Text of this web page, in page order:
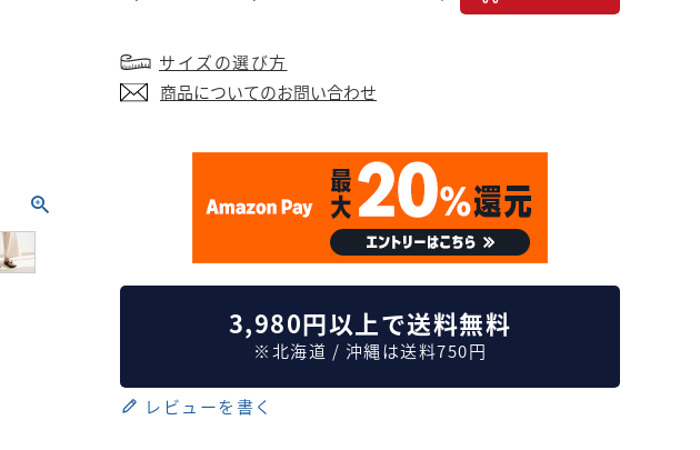
サイズの選び方
商品についてのお問い合わせ
3,980円以上で送料無料
※北海道 / 沖縄は送料750円
レビューを書く